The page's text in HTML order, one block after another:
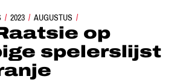
2023 AUGUSTUS
OP VOORLOPIGE SPELERSLIJST JONG
op
spelerslijst